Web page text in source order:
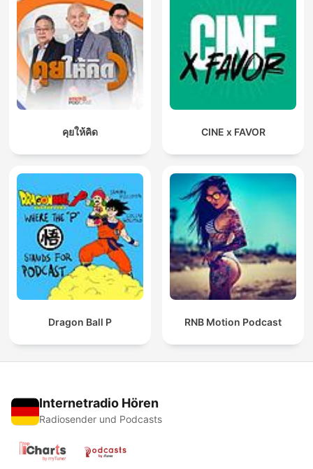
คุยให้คิด CINE x FAVOR
Dragon Ball P RNB Motion Podcast
Internetradio Hören
Radiosender und Podcasts